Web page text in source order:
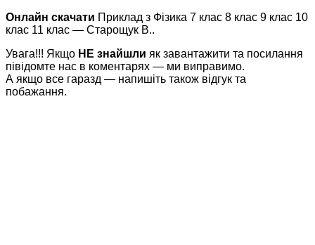
Онлайн скачати Приклад з Фізика 7 клас 8 клас 9 клас 10
клас 11 клас — Старощук В..
Увага!!! Якщо НЕ знайшли як завантажити та посилання
півідомте нас в коментарях — ми виправимо.
А якщо все гаразд — напишіть також відгук та
побажання.